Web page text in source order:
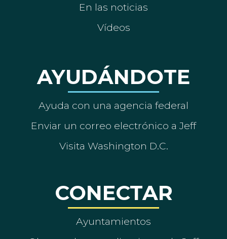
En las noticias
Vídeos
AYUDÁNDOTE
Ayuda con una agencia federal
Enviar un correo electrónico a Jeff
Visita Washington D.C.
CONECTAR
Ayuntamientos